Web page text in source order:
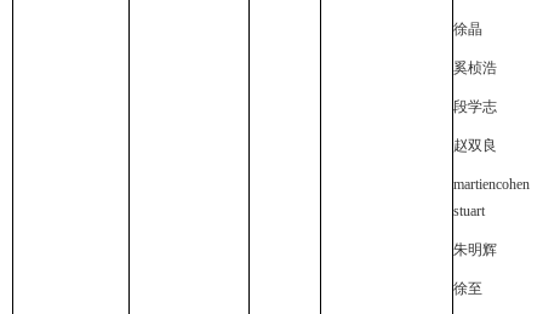
徐晶
奚桢浩
段学志
赵双良
martiencohen
stuart
朱明辉
徐至